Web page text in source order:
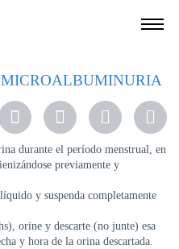
durante el período menstrual, en
previamente y
y suspenda completamente
orine y descarte (no junte) esa
y hora de la orina descartada.